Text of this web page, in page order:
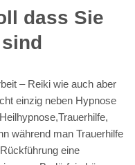
dass Sie
– Reiki wie auch aber
einzig neben Hypnose
während man Trauerhilfe
eine